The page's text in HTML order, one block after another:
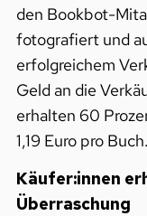
den Bookbot-
fotografiert und
erfolgreichem
Geld an die
erhalten 60
1,19 Euro pro Buch.
Käufer:innen
Überraschung